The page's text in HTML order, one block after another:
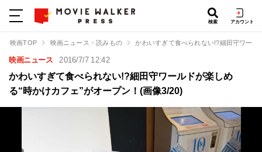
検索 アカウント
映画TOP 映画ニュース・読みもの かわいすぎて食べられない!?細田守ワール
映画ニュース 2016/7/7 12:42
かわいすぎて食べられない!?細田守ワールドが楽しめ
る“時かけカフェ”がオープン！(画像3/20)